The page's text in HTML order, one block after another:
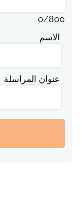
0/800
الاسم
عنوان المراسلة